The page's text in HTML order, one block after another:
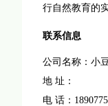
行自然教育的
联系信息
公司名称： 小
地 址：
电 话：